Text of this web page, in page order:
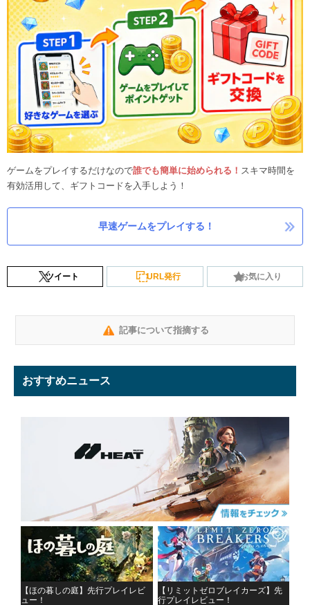
ゲームをプレイするだけなので誰でも簡単に始められる！ スキマ時間を
有効活用して、ギフトコードを入手しよう！
早速ゲームをプレイする！
ツイート URL発行 お気に入り
記事について指摘する
おすすめニュース
【ほの暮しの庭】先行プレイレビ
ュー！
【リミットゼロブレイカーズ】先
行プレイレビュー！